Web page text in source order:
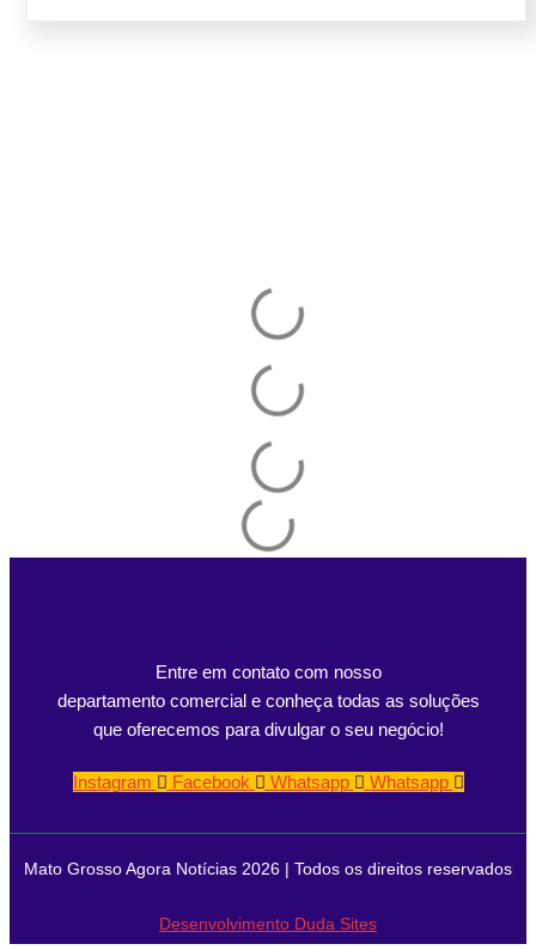
Entre em contato com nosso
departamento comercial e conheça todas as soluções
que oferecemos para divulgar o seu negócio!
Instagram Facebook Whatsapp Whatsapp
Mato Grosso Agora Notícias 2026 | Todos os direitos reservados
Desenvolvimento Duda Sites